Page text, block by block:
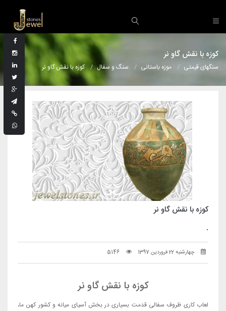
کوزه با نقش گاو نر
سنگهای قیمتی موزه باستانی سنگ و سفال کوزه با نقش گاو نر
کوزه با نقش گاو نر
.
چهارشنبه 22 فروردین 1397 5146
کوزه با نقش گاو نر
لعاب کاری ظروف سفالی قدمت بسیاری در بخش آسیای میانه و کشور کهن ما،